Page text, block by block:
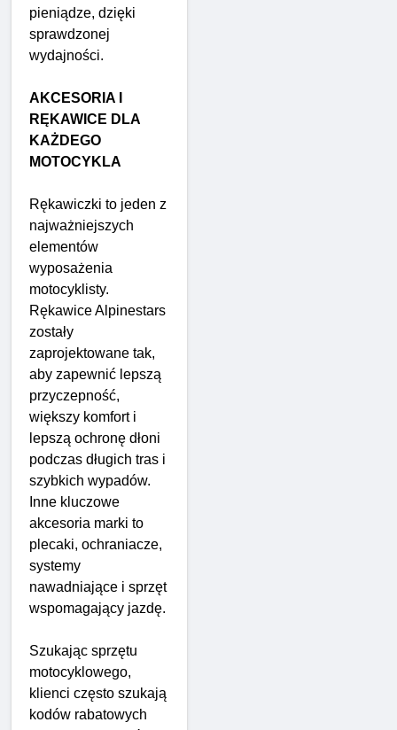
pieniądze, dzięki
sprawdzonej
wydajności.
AKCESORIA I
RĘKAWICE DLA
KAŻDEGO
MOTOCYKLA
Rękawiczki to jeden z
najważniejszych
elementów
wyposażenia
motocyklisty.
Rękawice Alpinestars
zostały
zaprojektowane tak,
aby zapewnić lepszą
przyczepność,
większy komfort i
lepszą ochronę dłoni
podczas długich tras i
szybkich wypadów.
Inne kluczowe
akcesoria marki to
plecaki, ochraniacze,
systemy
nawadniające i sprzęt
wspomagający jazdę.
Szukając sprzętu
motocyklowego,
klienci często szukają
kodów rabatowych